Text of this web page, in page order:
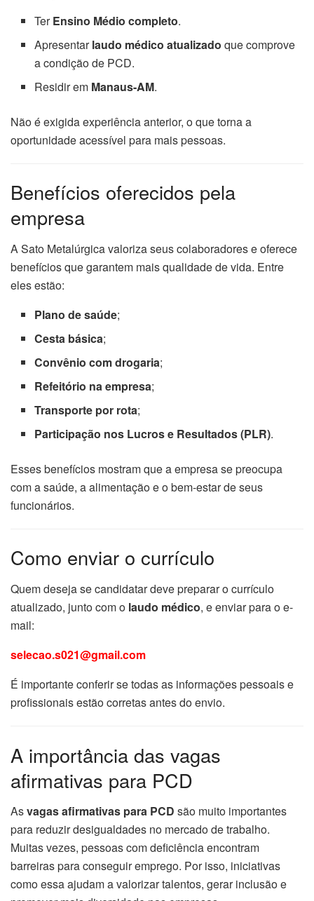
TerEnsino Médio completo.
Apresentarlaudo médico atualizado que comprove
a condição de PCD.
Residir em Manaus-AM.
Não é exigida experiência anterior, o que torna a
oportunidade acessível para mais pessoas.
Benefícios oferecidos pela
empresa
A Sato Metalúrgica valoriza seus colaboradores e oferece
benefícios que garantem mais qualidade de vida. Entre
eles estão:
Plano de saúde;
Cesta básica;
Convênio com drogaria;
Refeitório na empresa;
Transporte por rota;
Participação nos Lucros e Resultados (PLR).
Esses benefícios mostram que a empresa se preocupa
com a saúde, a alimentação e o bem-estar de seus
funcionários.
Como enviar o currículo
Quem deseja se candidatar deve preparar o currículo
atualizado, junto com o laudo médico, e enviar para o e-
mail:
selecao.s021@gmail.com
É importante conferir se todas as informações pessoais e
profissionais estão corretas antes do envio.
A importância das vagas
afirmativas para PCD
Asvagas afirmativas para PCD são muito importantes
para reduzir desigualdades no mercado de trabalho.
Muitas vezes, pessoas com deficiência encontram
barreiras para conseguir emprego. Por isso, iniciativas
como essa ajudam a valorizar talentos, gerar inclusão e